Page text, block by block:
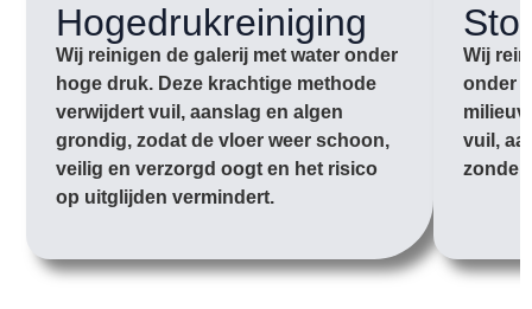
Hogedrukreiniging
Wij reinigen de galerij met water onder
hoge druk. Deze krachtige methode
verwijdert vuil, aanslag en algen
grondig, zodat de vloer weer schoon,
veilig en verzorgd oogt en het risico
op uitglijden vermindert.
Wij
onder
vuil,
zonder